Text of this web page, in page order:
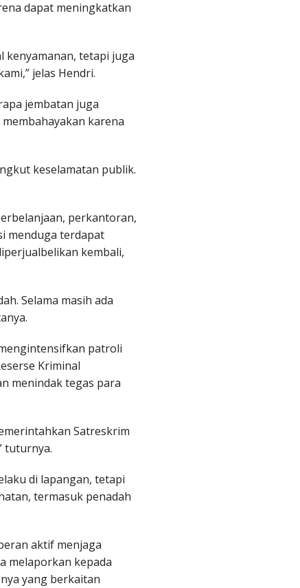
dapat meningkatkan
kenyamanan, tetapi juga
jelas Hendri.
jembatan juga
karena
keselamatan publik.
perkantoran,
menduga terdapat
kembali,
Selama masih ada
patroli
Kriminal
menindak tegas para
Satreskrim
tuturnya.
di lapangan, tetapi
termasuk penadah
aktif menjaga
melaporkan kepada
yang berkaitan